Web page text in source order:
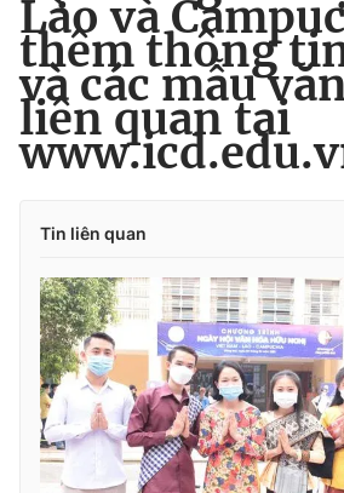
Lào và
thêm thông
và các mẫu
liên quan tại
Tin liên quan